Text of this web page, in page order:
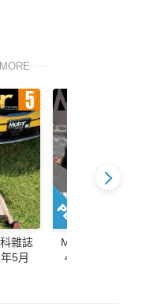
MORE
雜誌
5月
Motor汽車百科雜誌
485期-2026年4月